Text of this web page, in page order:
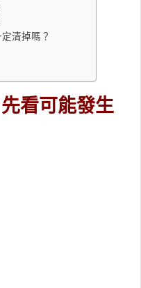
清掉嗎？
看可能發生